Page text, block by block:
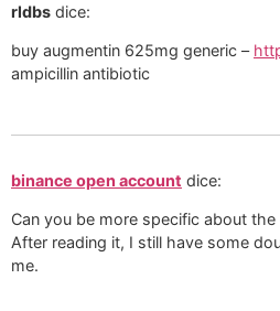
rldbs dice:
buy augmentin 625mg generic –
ampicillin antibiotic
binance open account dice:
Can you be more specific about
After reading it, I still have some
me.